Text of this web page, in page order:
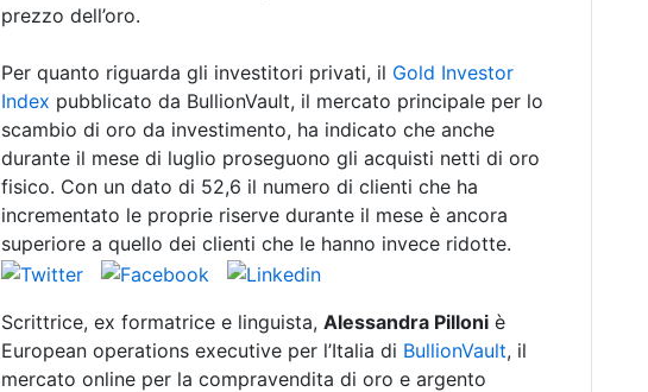
prezzo dell’oro.
Per quanto riguarda gli investitori privati, il Gold Investor
Index pubblicato da BullionVault, il mercato principale per lo
scambio di oro da investimento, ha indicato che anche
durante il mese di luglio proseguono gli acquisti netti di oro
fisico. Con un dato di 52,6 il numero di clienti che ha
incrementato le proprie riserve durante il mese è ancora
superiore a quello dei clienti che le hanno invece ridotte.
Scrittrice, ex formatrice e linguista, Alessandra Pilloni è
European operations executive per l’Italia di BullionVault, il
mercato online per la compravendita di oro e argento